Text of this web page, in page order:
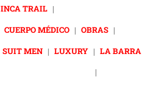
INCA TRAIL |
CUERPO MÉDICO | OBRAS |
SUIT MEN | LUXURY | LA BARRA
|